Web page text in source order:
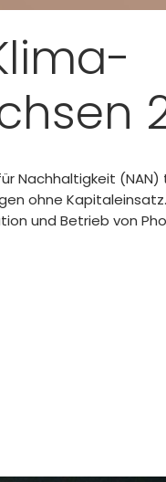
Nachhaltigkeit
ohne
und Betrieb von